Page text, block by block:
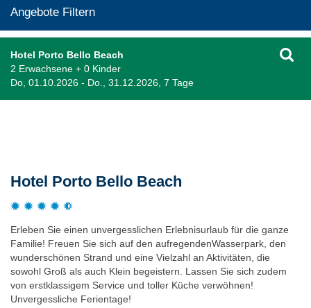
Angebote Filtern
Hotel Porto Bello Beach
2 Erwachsene + 0 Kinder
Do, 01.10.2026 - Do., 31.12.2026, 7 Tage
Hotel Porto Bello Beach
Erleben Sie einen unvergesslichen Erlebnisurlaub für die ganze
Familie! Freuen Sie sich auf den aufregendenWasserpark, den
wunderschönen Strand und eine Vielzahl an Aktivitäten, die
sowohl Groß als auch Klein begeistern. Lassen Sie sich zudem
von erstklassigem Service und toller Küche verwöhnen!
Unvergessliche Ferientage!